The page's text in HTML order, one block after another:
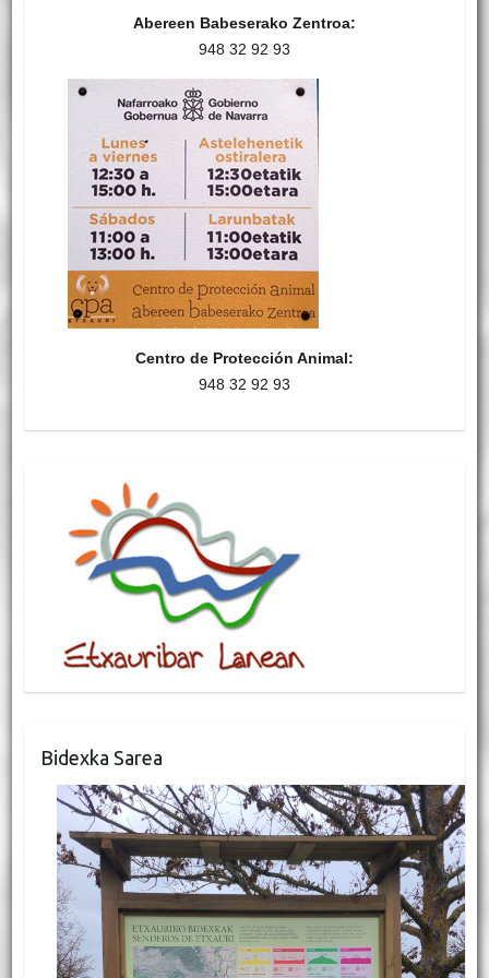
Abereen Babeserako Zentroa:
948 32 92 93
Centro de Protección Animal:
948 32 92 93
Bidexka Sarea